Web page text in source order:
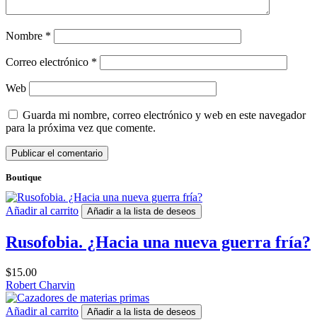
Nombre *
Correo electrónico *
Web
Guarda mi nombre, correo electrónico y web en este navegador
para la próxima vez que comente.
Boutique
Añadir al carrito Añadir a la lista de deseos
Rusofobia. ¿Hacia una nueva guerra fría?
$15.00
Robert Charvin
Añadir al carrito Añadir a la lista de deseos